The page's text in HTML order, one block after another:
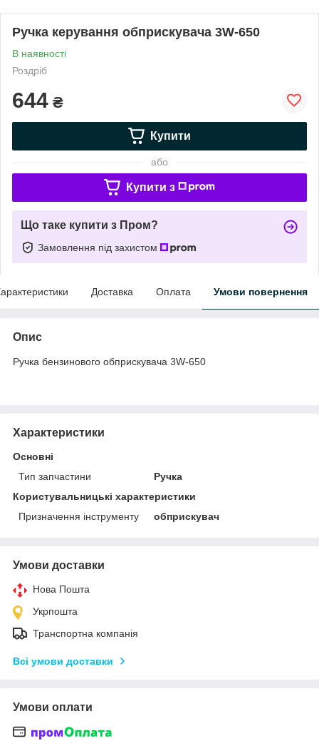
Ручка керування обприскувача 3W-650
В наявності
Роздріб
644 ₴
Купити
або
Купити з
Що таке купити з Пром?
Замовлення під захистом
Доставка Оплата Умови повернення
Опис
Ручка бензинового обприскувача 3W-650
Характеристики
Основні
Тип запчастини
Ручка
Користувальницькі характеристики
Призначення інструменту
обприскувач
Умови доставки
Нова Пошта
Укрпошта
Транспортна компанія
Всі умови доставки
Умови оплати